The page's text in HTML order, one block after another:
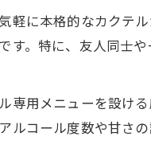
軽に本格的なカクテ
す。特に、友人同士
専用メニューを設け
ルコール度数や甘さ